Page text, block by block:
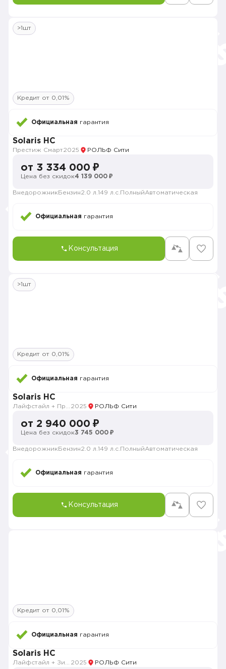
>1шт
Кредит от 0,01%
Официальная гарантия
Solaris HC
Престиж Смарт2025 РОЛЬФ Сити
от 3 334 000 ₽
Цена без скидок4 139 000 ₽
Внедорожник Бензин2.0 л. 149 л.с. ПолныйАвтоматическая
Официальная гарантия
Консультация
>1шт
Кредит от 0,01%
Официальная гарантия
Solaris HC
2025 РОЛЬФ Сити
от 2 940 000 ₽
Цена без скидок3 745 000 ₽
Внедорожник Бензин2.0 л. 149 л.с. ПолныйАвтоматическая
Официальная гарантия
Консультация
Кредит от 0,01%
Официальная гарантия
Solaris HC
2025 РОЛЬФ Сити